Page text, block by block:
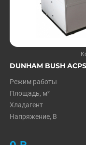
DUNHAM BUSH
Режим работы
Площадь, м²
Хладагент
Напряжение, В